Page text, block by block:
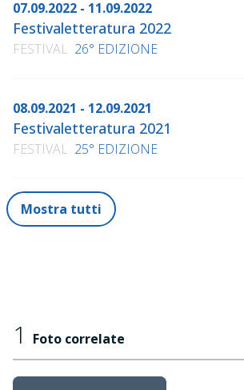
07.09.2022 - 11.09.2022
Festivaletteratura 2022
FESTIVAL 26° EDIZIONE
08.09.2021 - 12.09.2021
Festivaletteratura 2021
FESTIVAL 25° EDIZIONE
Mostra tutti
1 Foto correlate